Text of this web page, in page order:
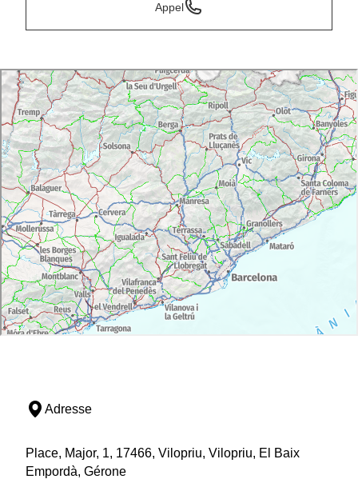
Appel
Adresse
Place, Major, 1, 17466, Vilopriu, Vilopriu, El Baix
Empordà, Gérone